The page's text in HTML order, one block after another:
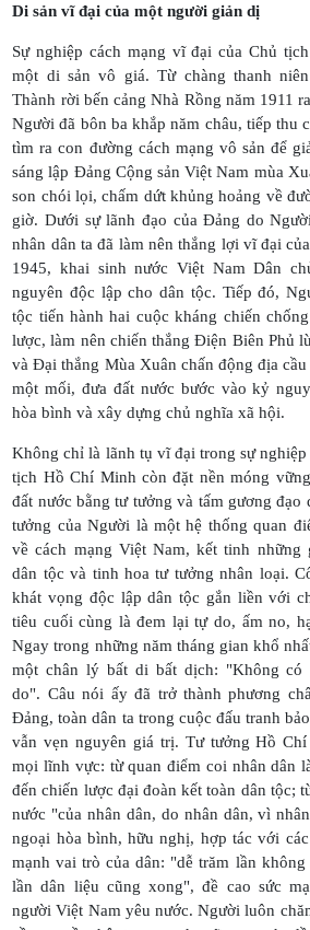
Di sản vĩ đại của một người giản dị
Sự nghiệp cách mạng vĩ đại của Chủ
một di sản vô giá. Từ chàng thanh
Thành rời bến cảng Nhà Rồng năm 1911
Người đã bôn ba khắp năm châu, tiếp thu
tìm ra con đường cách mạng vô sản để
sáng lập Đảng Cộng sản Việt Nam mùa
son chói lọi, chấm dứt khủng hoảng về
giờ. Dưới sự lãnh đạo của Đảng do
nhân dân ta đã làm nên thắng lợi vĩ đại
1945, khai sinh nước Việt Nam Dân
nguyên độc lập cho dân tộc. Tiếp đó,
tộc tiến hành hai cuộc kháng chiến
lược, làm nên chiến thắng Điện Biên Phủ
và Đại thắng Mùa Xuân chấn động địa
một mối, đưa đất nước bước vào kỷ
hòa bình và xây dựng chủ nghĩa xã hội.
Không chỉ là lãnh tụ vĩ đại trong sự
tịch Hồ Chí Minh còn đặt nền móng
đất nước bằng tư tưởng và tấm gương đạo
tưởng của Người là một hệ thống quan
về cách mạng Việt Nam, kết tinh những
dân tộc và tinh hoa tư tưởng nhân loại.
khát vọng độc lập dân tộc gắn liền với
tiêu cuối cùng là đem lại tự do, ấm no,
Ngay trong những năm tháng gian khổ
một chân lý bất di bất dịch: "Không
do". Câu nói ấy đã trở thành phương
Đảng, toàn dân ta trong cuộc đấu tranh
vẫn vẹn nguyên giá trị. Tư tưởng Hồ
mọi lĩnh vực: từ quan điểm coi nhân dân
đến chiến lược đại đoàn kết toàn dân tộc;
nước "của nhân dân, do nhân dân, vì
ngoại hòa bình, hữu nghị, hợp tác với
mạnh vai trò của dân: "dễ trăm lần
lần dân liệu cũng xong", đề cao sức
người Việt Nam yêu nước. Người luôn